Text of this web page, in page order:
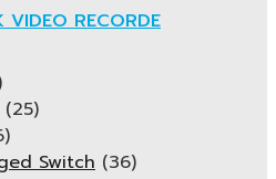
VIDEO RECORDE
(25)
Switch (36)